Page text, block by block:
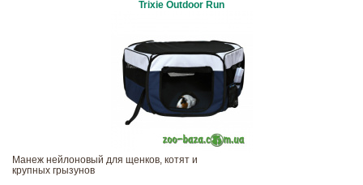
Trixie Outdoor Run
Манеж нейлоновый для щенков, котят и
крупных грызунов